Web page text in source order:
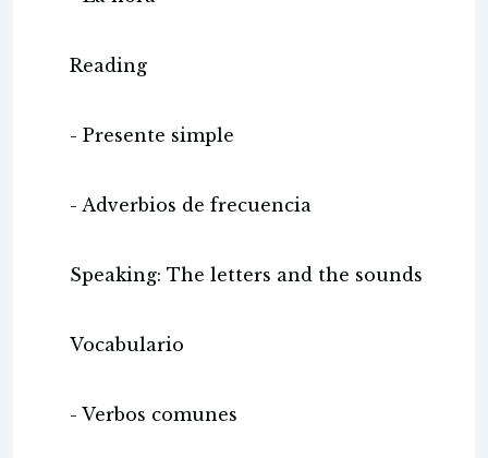
Reading
- Presente simple
- Adverbios de frecuencia
Speaking: The letters and the sounds
Vocabulario
- Verbos comunes